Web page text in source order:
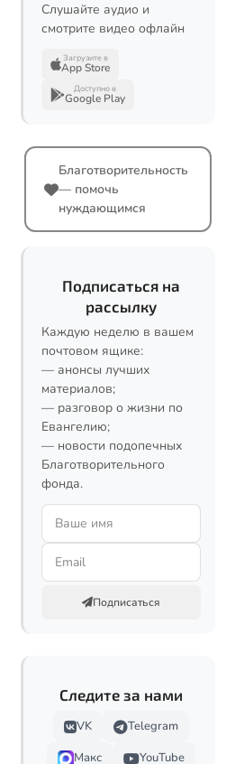
Слушайте аудио и
смотрите видео офлайн
Загрузите в
App Store
Доступно в
Google Play
Благотворительность
— помочь
нуждающимся
Подписаться на
рассылку
Каждую неделю в вашем
почтовом ящике:
— анонсы лучших
материалов;
— разговор о жизни по
Евангелию;
— новости подопечных
Благотворительного
фонда.
Подписаться
Следите за нами
VK
Telegram
Макс
YouTube